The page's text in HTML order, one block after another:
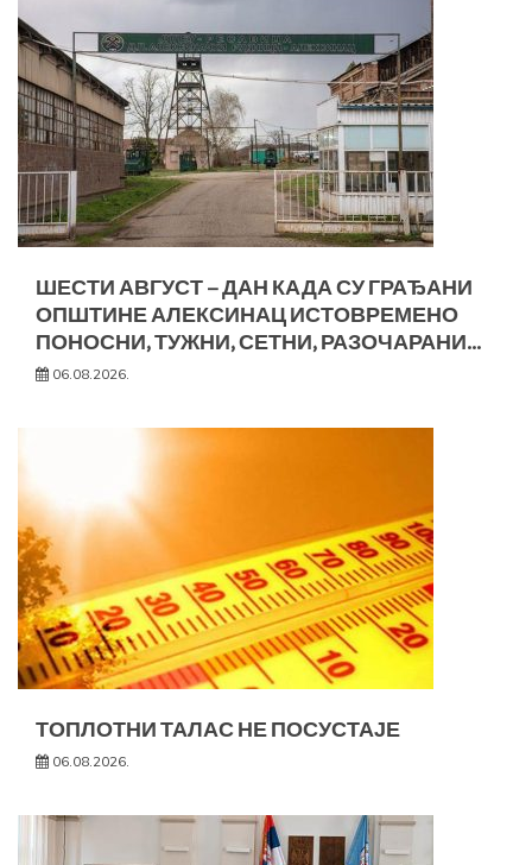
ШЕСТИ АВГУСТ – ДАН КАДА СУ ГРАЂАНИ
ОПШТИНЕ АЛЕКСИНАЦ ИСТОВРЕМЕНО
ПОНОСНИ, ТУЖНИ, СЕТНИ, РАЗОЧАРАНИ…
06.08.2026.
ТОПЛОТНИ ТАЛАС НЕ ПОСУСТАЈЕ
06.08.2026.